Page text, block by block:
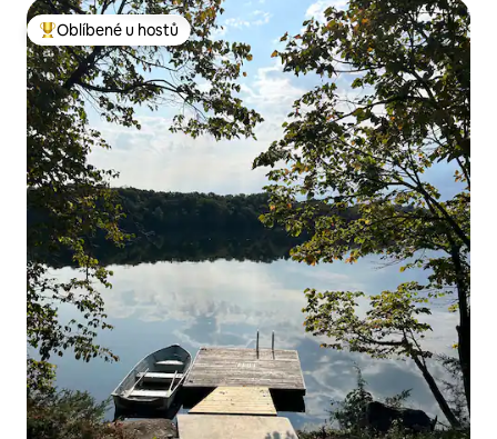
Nejlepší v kategorii Oblíbené u hostů
Oblíbené u hostů